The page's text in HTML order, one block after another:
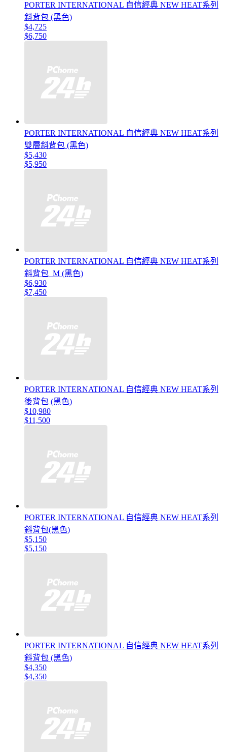
PORTER INTERNATIONAL 自信經典 NEW HEAT系列
斜背包 (黑色)
$4,725
$6,750
PORTER INTERNATIONAL 自信經典 NEW HEAT系列
雙層斜背包 (黑色)
$5,430
$5,950
PORTER INTERNATIONAL 自信經典 NEW HEAT系列
斜背包_M (黑色)
$6,930
$7,450
PORTER INTERNATIONAL 自信經典 NEW HEAT系列
後背包 (黑色)
$10,980
$11,500
PORTER INTERNATIONAL 自信經典 NEW HEAT系列
斜背包(黑色)
$5,150
$5,150
PORTER INTERNATIONAL 自信經典 NEW HEAT系列
斜背包 (黑色)
$4,350
$4,350